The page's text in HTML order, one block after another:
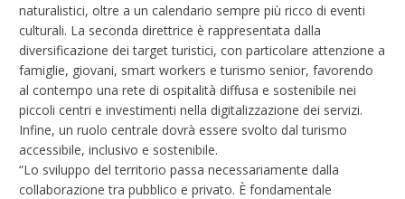
naturalistici, oltre a un calendario sempre più ricco di eventi
culturali. La seconda direttrice è rappresentata dalla
diversificazione dei target turistici, con particolare attenzione a
famiglie, giovani, smart workers e turismo senior, favorendo
al contempo una rete di ospitalità diffusa e sostenibile nei
piccoli centri e investimenti nella digitalizzazione dei servizi.
Infine, un ruolo centrale dovrà essere svolto dal turismo
accessibile, inclusivo e sostenibile.
“Lo sviluppo del territorio passa necessariamente dalla
collaborazione tra pubblico e privato. È fondamentale